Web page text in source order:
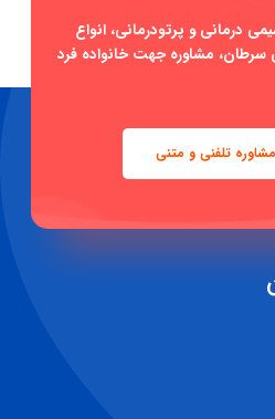
درمانی و پرتودرمانی، انواع
مشاوره جهت خانواده فرد
تلفنی و متنی